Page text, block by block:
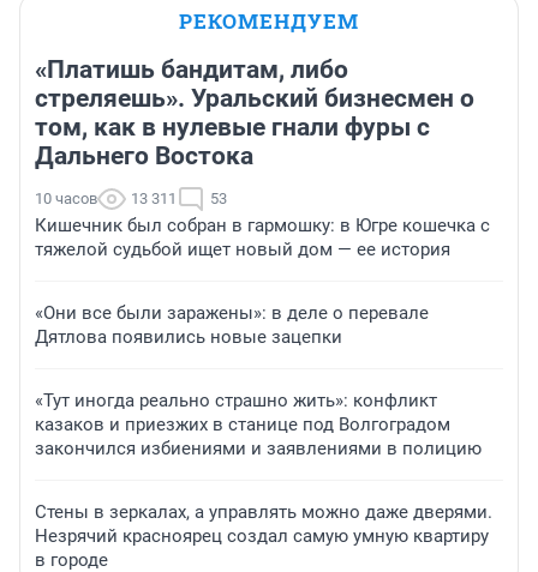
РЕКОМЕНДУЕМ
«Платишь бандитам, либо
стреляешь». Уральский бизнесмен о
том, как в нулевые гнали фуры с
Дальнего Востока
10 часов 13 311 53
Кишечник был собран в гармошку: в Югре кошечка с
тяжелой судьбой ищет новый дом — ее история
«Они все были заражены»: в деле о перевале
Дятлова появились новые зацепки
«Тут иногда реально страшно жить»: конфликт
казаков и приезжих в станице под Волгоградом
закончился избиениями и заявлениями в полицию
Стены в зеркалах, а управлять можно даже дверями.
Незрячий красноярец создал самую умную квартиру
в городе